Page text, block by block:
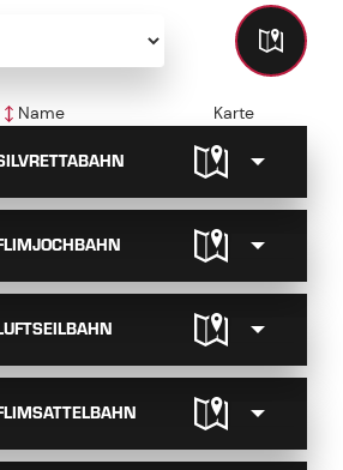
Name Karte